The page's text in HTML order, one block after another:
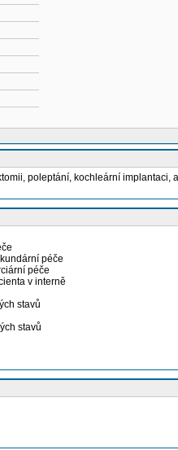
poleptání, kochleární implantaci,
péče
péče
v interně
stavů
stavů